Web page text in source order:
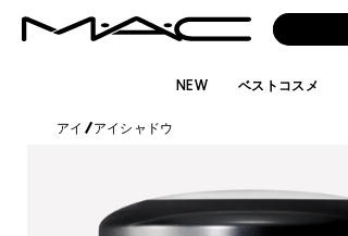
NEW ベストコスメ
アイ /アイシャドウ